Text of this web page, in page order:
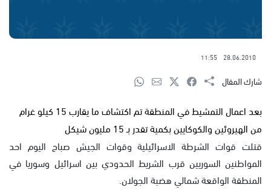
28.06.2010
11:55
شارك المقال
بعد اعمال التمشيط في المنطقة تم اكتشاف ما يقارب 15 كيلو غرام
من الهيروئين والكوكايين بكمية تقدر بـ 15 مليون شيكل
قتلت قوات الشرطة الاسرائيلية وقوات الجيش صباح اليوم احد
المواطنين السوريين قرب الشريط الحدودي بين اسرائيل وسوريا في
المنطقة الواقعة شمالي هضبة الجولان.